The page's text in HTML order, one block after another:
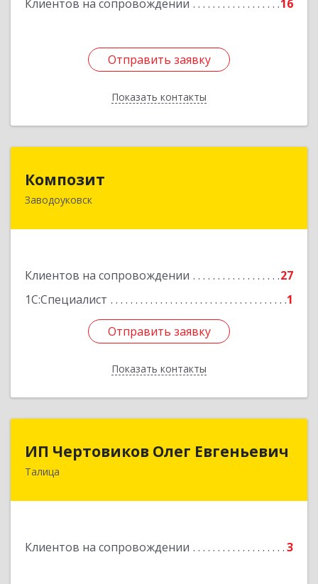
Клиентов на сопровождении 16
Отправить заявку
Показать контакты
Отправить заявку
Назад
Композит
Заводоуковск
Клиентов на сопровождении
27
1С:Специалист
1
Отправить заявку
Показать контакты
627140, Тюменская обл, Заводоуковский р-н,
Отправить заявку
Назад
ИП Чертовиков Олег Евгеньевич
Талица
Клиентов на сопровождении 3
623640, Свердловская обл, Талица г, Ленина ул,